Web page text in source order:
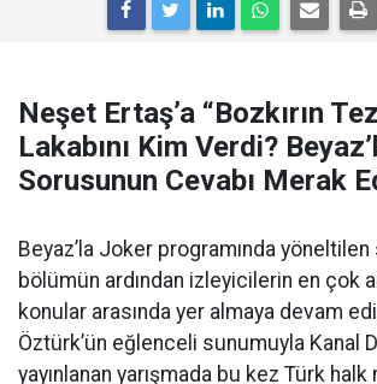
Neşet Ertaş’a “Bozkırın
Lakabını Kim Verdi?
Sorusunun Cevabı Merak
Beyaz’la Joker programında
bölümün ardından izleyicilerin en çok
konular arasında yer almaya devam
Öztürk’ün eğlenceli sunumuyla Kanal
yayınlanan yarışmada bu kez Türk